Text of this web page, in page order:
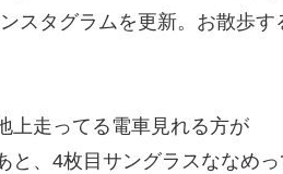
スタグラムを更新。お散歩
上走ってる電車見れる方が
と、4枚目サングラスななめ